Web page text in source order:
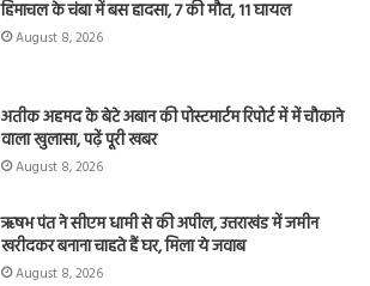
हिमाचल के चंबा में बस हादसा, 7 की मौत, 11 घायल
August 8, 2026
अतीक अहमद के बेटे अबान की पोस्टमार्टम रिपोर्ट में में चौकाने
वाला खुलासा, पढ़ें पूरी खबर
August 8, 2026
ऋषभ पंत ने सीएम धामी से की अपील, उत्तराखंड में जमीन
खरीदकर बनाना चाहते हैं घर, मिला ये जवाब
August 8, 2026